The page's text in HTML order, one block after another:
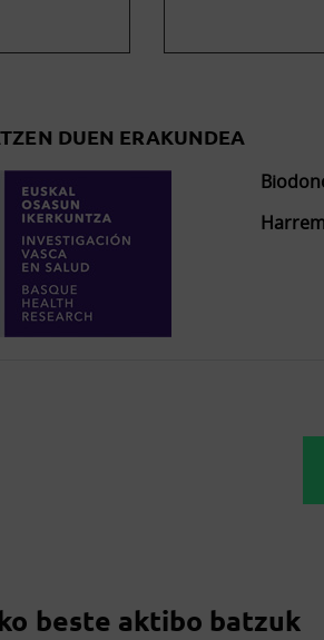
DUEN ERAKUNDEA
beste aktibo batzuk